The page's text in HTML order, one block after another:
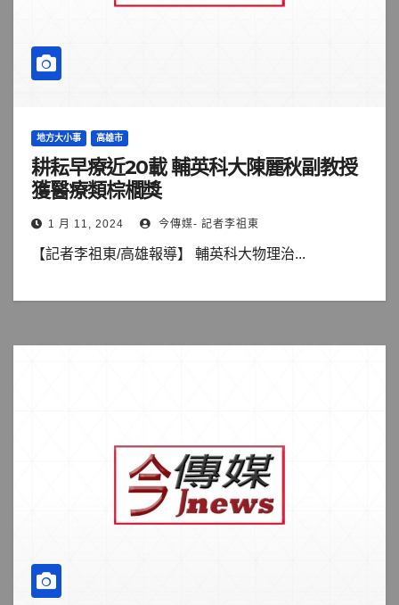
地方大小事 高雄市
耕耘早療近20載 輔英科大陳麗秋副教授
獲醫療類棕櫚獎
1 月 11, 2024 今傳媒- 記者李祖東
【記者李祖東/高雄報導】 輔英科大物理治...